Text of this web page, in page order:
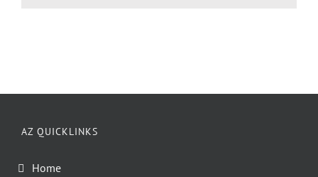
AZ QUICKLINKS
Home